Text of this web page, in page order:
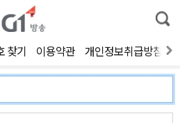
통
합
색
찾기 이용약관 개인정보취급방침